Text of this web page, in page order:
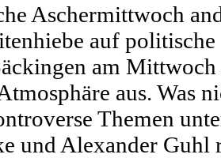
Aschermittwoch
auf
am
aus. Was
Themen
und Alexander Guhl